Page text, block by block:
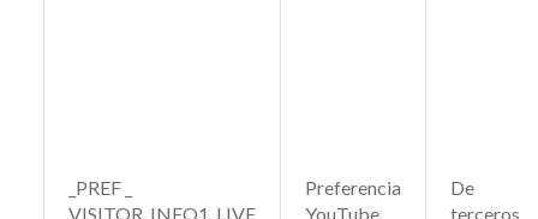
_PREF _
VISITOR_INFO1_LIVE
Preferencia
YouTube
De
terceros